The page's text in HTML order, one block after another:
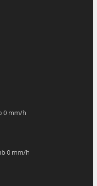
0 mm/h
0 mm/h